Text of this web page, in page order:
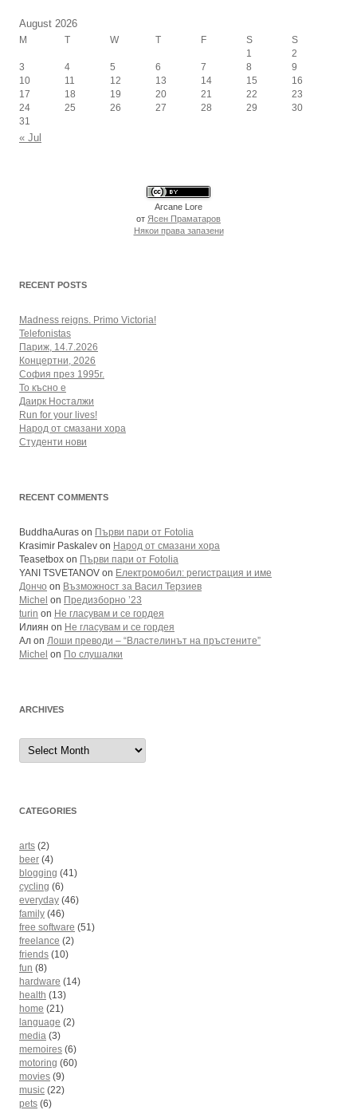
August 2026
M T W T F S
S
1
2
3
4 5 6 7 8
9
10
11 12 13 14 15
16
17
18 19 20 21 22
23
24
25 26 27 28 29
30
31
« Jul
Arcane Lore
от Ясен Праматаров
Някои права запазени
RECENT POSTS
Madness reigns. Primo Victoria!
Telefonistas
Париж, 14.7.2026
Концертни, 2026
София през 1995г.
То късно е
Даирк Носталжи
Run for your lives!
Народ от смазани хора
Студенти нови
RECENT COMMENTS
BuddhaAuras on Първи пари от Fotolia
Krasimir Paskalev on Народ от смазани хора
Teasetbox on Първи пари от Fotolia
YANI TSVETANOV on Електромобил: регистрация и име
Дончо on Възможност за Васил Терзиев
Michel on Предизборно ’23
turin on Не гласувам и се гордея
Илиян on Не гласувам и се гордея
Ал on Лоши преводи – “Властелинът на пръстените”
Michel on По слушалки
ARCHIVES
Archives
CATEGORIES
arts (2)
beer (4)
blogging (41)
cycling (6)
everyday (46)
family (46)
free software (51)
freelance (2)
friends (10)
fun (8)
hardware (14)
health (13)
home (21)
language (2)
media (3)
memoires (6)
motoring (60)
movies (9)
music (22)
pets (6)